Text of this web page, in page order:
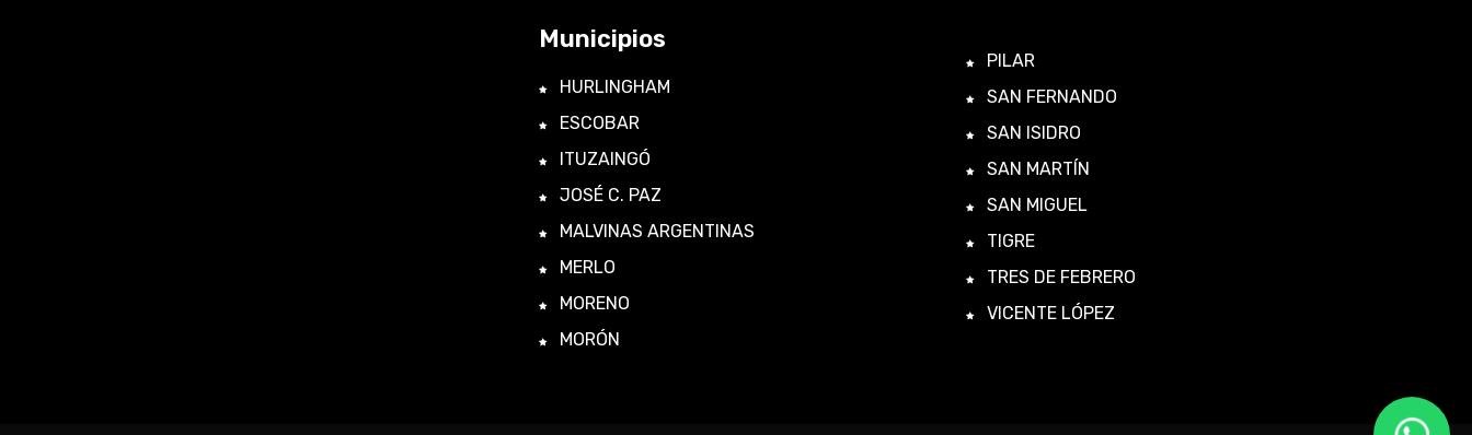
Municipios
HURLINGHAM
ESCOBAR
ITUZAINGÓ
JOSÉ C. PAZ
MALVINAS ARGENTINAS
MERLO
MORENO
MORÓN
PILAR
SAN FERNANDO
SAN ISIDRO
SAN MARTÍN
SAN MIGUEL
TIGRE
TRES DE FEBRERO
VICENTE LÓPEZ